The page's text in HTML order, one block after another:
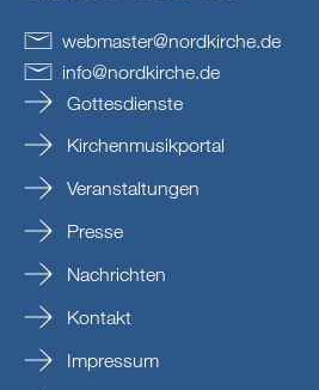
webmaster@nordkirche.de
info@nordkirche.de
Gottesdienste
Kirchenmusikportal
Veranstaltungen
Presse
Nachrichten
Kontakt
Impressum